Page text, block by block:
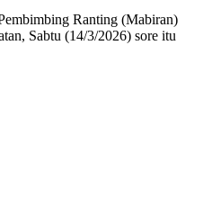
Ranting (Mabiran)
Sabtu (14/3/2026) sore itu